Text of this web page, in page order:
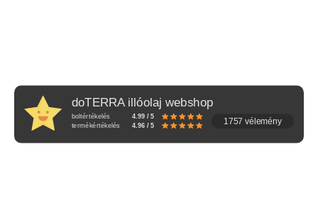
doTERRA illóolaj webshop
boltértékelés
4.99 / 5
termékértékelés
4.96 / 5 1757 vélemény